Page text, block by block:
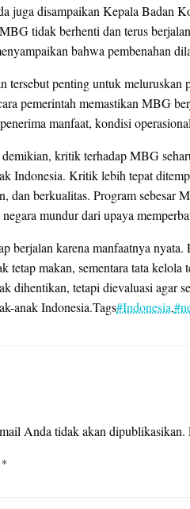
juga disampaikan Kepala Badan
tidak berhenti dan terus
bahwa pembenahan
tersebut penting untuk
pemerintah memastikan MBG
manfaat, kondisi
kritik terhadap MBG
Indonesia. Kritik lebih tepat
dan berkualitas. Program sebesar
mundur dari upaya
berjalan karena manfaatnya nyata.
tetap makan, sementara tata
dihentikan, tetapi dievaluasi agar
anak Indonesia.Tags#Indonesia,
Anda tidak akan dipublikasikan.
*